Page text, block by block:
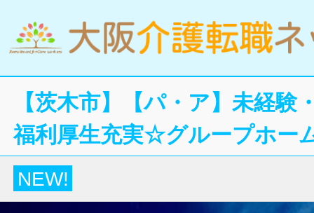
【茨木市】【パ・ア】未経
福利厚生充実☆グループホー
NEW!